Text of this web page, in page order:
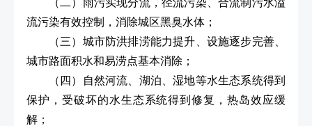
（二）雨污实现分流，径流污染、合流制污水溢
流污染有效控制，消除城区黑臭水体；
（三）城市防洪排涝能力提升、设施逐步完善、
城市路面积水和易涝点基本消除；
（四）自然河流、湖泊、湿地等水生态系统得到
保护，受破坏的水生态系统得到修复，热岛效应缓
解；